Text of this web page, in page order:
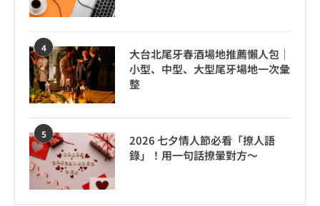
4
大台北尾牙春酒場地推薦懶人包｜
小型、中型、大型尾牙場地一次彙
整
5
2026 七夕情人節必看「撩人語
錄」！用一句話撩暈對方～